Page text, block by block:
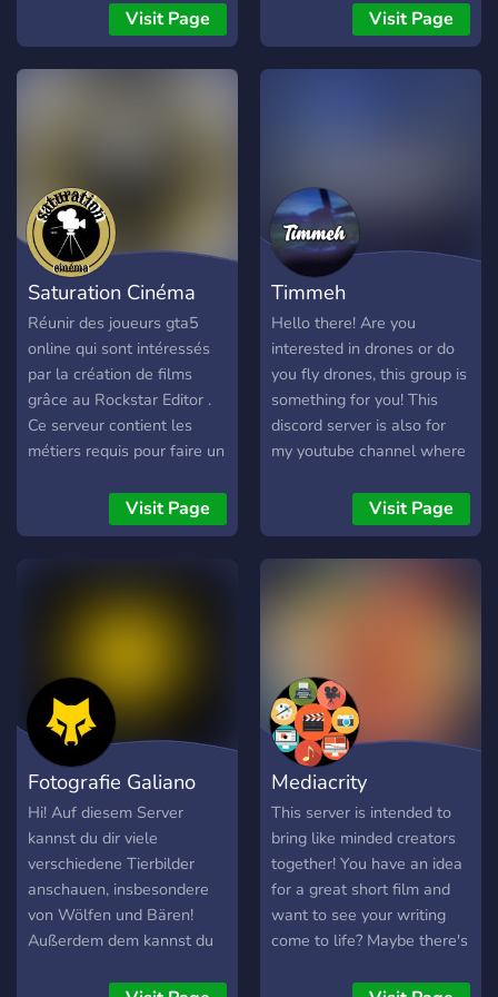
Marko, Analog) **-
Austausch über
und mehr. **- Promote-
Channel:** Verlinke dein
Social Media und zeig der
Welt deine Kunst!
Gemeinsam machen wir
**MOMENTZ **zu einem
Ort voller Inspiration,
Kreativität und Austausch.
Also, schnapp dir deine
Kamera, zeig uns deine
besten MOMENTZ und wer
Visit Page
én gevorderden in
nederland • NL & ENG A
friendly photography
settings, gear and
inspiration. Beginner-
friendly for people based in
the netherlands • NL &
ENG
Visit Page
Saturation Cinéma
Réunir des joueurs gta5
online qui sont intéressés
par la création de films
grâce au Rockstar Editor .
Ce serveur contient les
métiers requis pour faire un
réalisateur, acteur ,
cameraman et figurants.
Visit Page
Timmeh
Hello there! Are you
interested in drones or do
you fly drones, this group is
something for you! This
discord server is also for
my youtube channel where
country holland* Get the
latest drone information
here! Friendly people
Visit Page
Fotografie Galiano
Hi! Auf diesem Server
kannst du dir viele
verschiedene Tierbilder
anschauen, insbesondere
von Wölfen und Bären!
Außerdem dem kannst du
Community chatten oder
Mediacrity
This server is intended to
bring like minded creators
together! You have an idea
for a great short film and
want to see your writing
come to life? Maybe there's
make it happen! Have some